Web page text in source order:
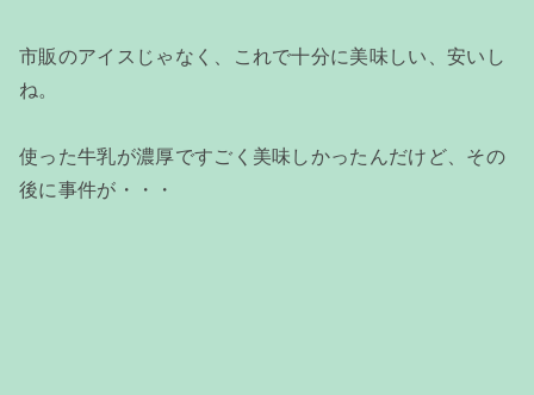
市販のアイスじゃなく、これで十分に美味しい、安いし
ね。
使った牛乳が濃厚ですごく美味しかったんだけど、その
後に事件が・・・